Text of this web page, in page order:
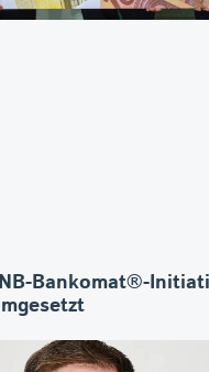
Bankomat®-